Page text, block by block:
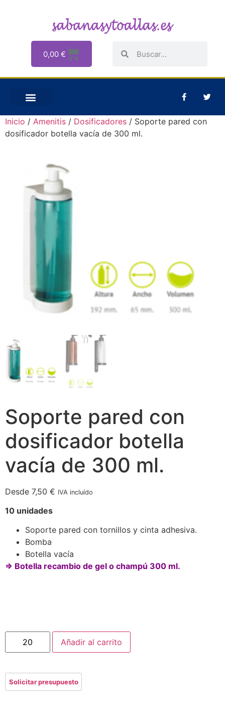
0,00 €
Inicio / Amenitis / Dosificadores / Soporte pared con
dosificador botella vacía de 300 ml.
Soporte pared con
dosificador botella
vacía de 300 ml.
Desde 7,50 € IVA incluído
10 unidades
Soporte pared con tornillos y cinta adhesiva.
Bomba
Botella vacía
⇒ Botella recambio de gel o champú 300 ml.
Añadir al carrito